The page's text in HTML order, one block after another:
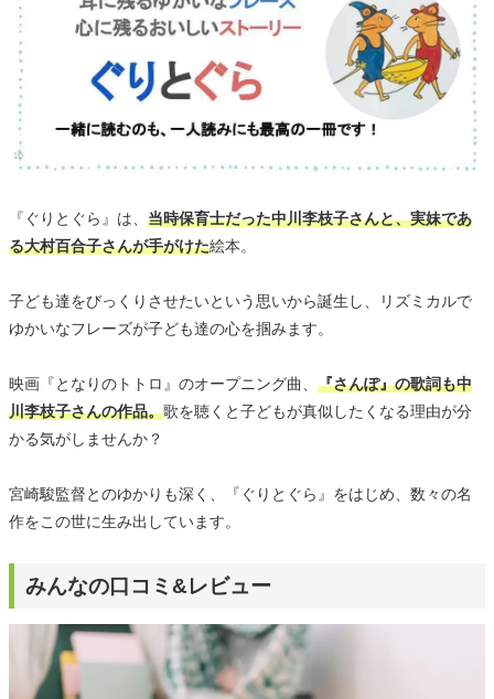
『ぐりとぐら』は、 当時保育士だった中川李枝子さんと、実妹であ
る大村百合子さんが手がけた絵本。
子ども達をびっくりさせたいという思いから誕生し、リズミカルで
ゆかいなフレーズが子ども達の心を掴みます。
映画『となりのトトロ』のオープニング曲、 『さんぽ』の歌詞も中
川李枝子さんの作品。歌を聴くと子どもが真似したくなる理由が分
かる気がしませんか？
宮崎駿監督とのゆかりも深く、『ぐりとぐら』をはじめ、数々の名
作をこの世に生み出しています。
みんなの口コミ&レビュー